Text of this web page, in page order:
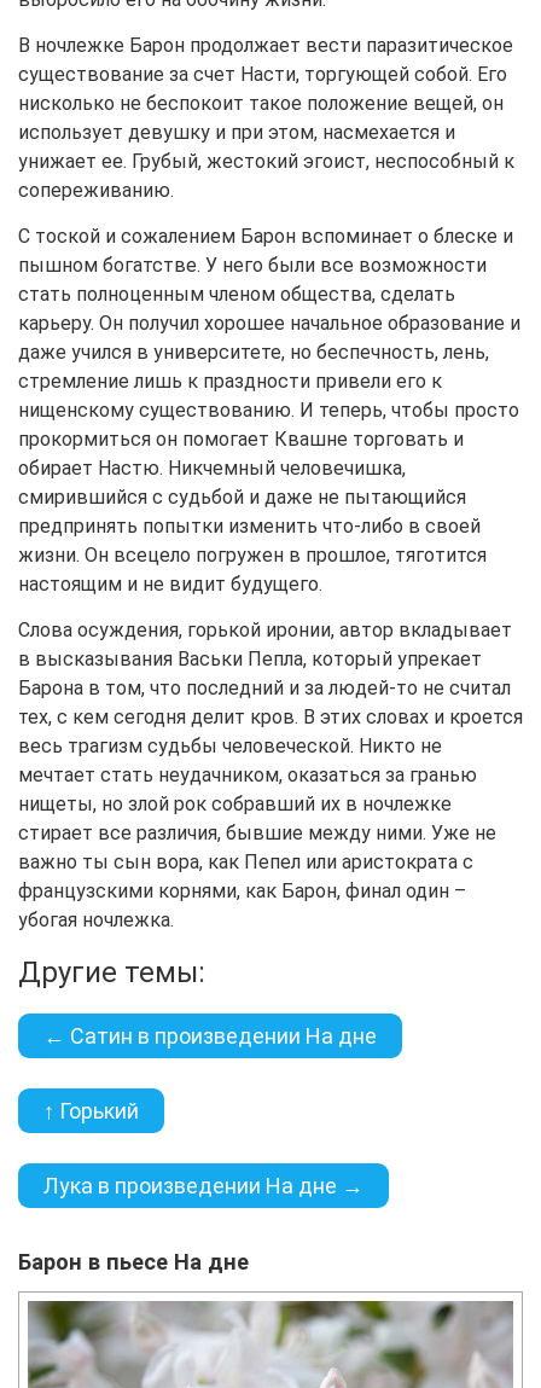
В ночлежке Барон продолжает вести паразитическое
существование за счет Насти, торгующей собой. Его
нисколько не беспокоит такое положение вещей, он
использует девушку и при этом, насмехается и
унижает ее. Грубый, жестокий эгоист, неспособный к
сопереживанию.
С тоской и сожалением Барон вспоминает о блеске и
пышном богатстве. У него были все возможности
стать полноценным членом общества, сделать
карьеру. Он получил хорошее начальное образование и
даже учился в университете, но беспечность, лень,
стремление лишь к праздности привели его к
нищенскому существованию. И теперь, чтобы просто
прокормиться он помогает Квашне торговать и
обирает Настю. Никчемный человечишка,
смирившийся с судьбой и даже не пытающийся
предпринять попытки изменить что-либо в своей
жизни. Он всецело погружен в прошлое, тяготится
настоящим и не видит будущего.
Слова осуждения, горькой иронии, автор вкладывает
в высказывания Васьки Пепла, который упрекает
Барона в том, что последний и за людей-то не считал
тех, с кем сегодня делит кров. В этих словах и кроется
весь трагизм судьбы человеческой. Никто не
мечтает стать неудачником, оказаться за гранью
нищеты, но злой рок собравший их в ночлежке
стирает все различия, бывшие между ними. Уже не
важно ты сын вора, как Пепел или аристократа с
французскими корнями, как Барон, финал один –
убогая ночлежка.
Другие темы:
← Сатин в произведении На дне
↑ Горький
Лука в произведении На дне →
Барон в пьесе На дне